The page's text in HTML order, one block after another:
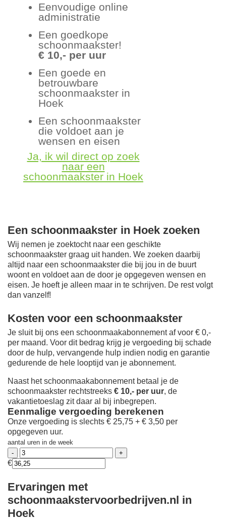
Eenvoudige online
administratie
Een goedkope
schoonmaakster!
€ 10,- per uur
Een goede en
betrouwbare
schoonmaakster in
Hoek
Een schoonmaakster
die voldoet aan je
wensen en eisen
Ja, ik wil direct op zoek
naar een
schoonmaakster in Hoek
Een schoonmaakster in Hoek zoeken
Wij nemen je zoektocht naar een geschikte
schoonmaakster graag uit handen. We zoeken daarbij
altijd naar een schoonmaakster die bij jou in de buurt
woont en voldoet aan de door je opgegeven wensen en
eisen. Je hoeft je alleen maar in te schrijven. De rest volgt
dan vanzelf!
Kosten voor een schoonmaakster
Je sluit bij ons een schoonmaakabonnement af voor € 0,-
per maand. Voor dit bedrag krijg je vergoeding bij schade
door de hulp, vervangende hulp indien nodig en garantie
gedurende de hele looptijd van je abonnement.
Naast het schoonmaakabonnement betaal je de
schoonmaakster rechtstreeks € 10,- per uur, de
vakantietoeslag zit daar al bij inbegrepen.
Eenmalige vergoeding berekenen
Onze vergoeding is slechts € 25,75 + € 3,50 per
opgegeven uur.
aantal uren in de week
€
Ervaringen met
schoonmaakstervoorbedrijven.nl in
Hoek